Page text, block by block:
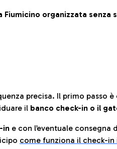
Fiumicino organizzata senza
precisa. Il primo passo è
il banco check-in o il
in e con l’eventuale consegna
o come funziona il check-